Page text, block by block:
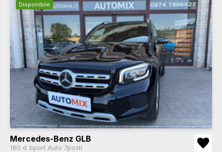
Disponibile
Mercedes-Benz GLB
180 d Sport Auto 7posti